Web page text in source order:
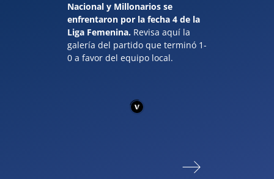
Nacional y Millonarios se
enfrentaron por la fecha 4 de la
Liga Femenina. Revisa aquí la
galería del partido que terminó 1-
0 a favor del equipo local.